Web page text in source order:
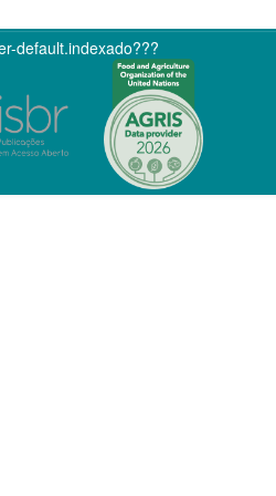
default.indexado???